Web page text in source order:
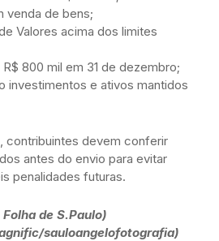
venda de bens;
Valores acima dos limites
800 mil em 31 de dezembro;
investimentos e ativos mantidos
contribuintes devem conferir
antes do envio para evitar
penalidades futuras.
de S.Paulo)
sauloangelofotografia)